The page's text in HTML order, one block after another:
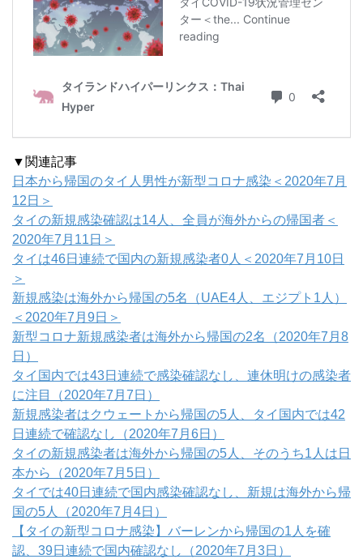
▼関連記事
日本から帰国のタイ人男性が新型コロナ感染＜2020年7月
12日＞
タイの新規感染確認は14人、全員が海外からの帰国者＜
2020年7月11日＞
タイは46日連続で国内の新規感染者0人＜2020年7月10日
＞
新規感染は海外から帰国の5名（UAE4人、エジプト1人）
＜2020年7月9日＞
新型コロナ新規感染者は海外から帰国の2名（2020年7月8
日）
タイ国内では43日連続で感染確認なし、連休明けの感染者
に注目（2020年7月7日）
新規感染者はクウェートから帰国の5人、タイ国内では42
日連続で確認なし（2020年7月6日）
タイの新規感染者は海外から帰国の5人、そのうち1人は日
本から（2020年7月5日）
タイでは40日連続で国内感染確認なし、新規は海外から帰
国の5人（2020年7月4日）
【タイの新型コロナ感染】バーレンから帰国の1人を確
認、39日連続で国内確認なし（2020年7月3日）